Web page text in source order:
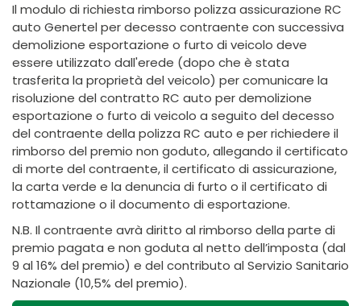
Il modulo di richiesta rimborso polizza assicurazione RC
auto Genertel per decesso contraente con successiva
demolizione esportazione o furto di veicolo deve
essere utilizzato dall'erede (dopo che è stata
trasferita la proprietà del veicolo) per comunicare la
risoluzione del contratto RC auto per demolizione
esportazione o furto di veicolo a seguito del decesso
del contraente della polizza RC auto e per richiedere il
rimborso del premio non goduto, allegando il certificato
di morte del contraente, il certificato di assicurazione,
la carta verde e la denuncia di furto o il certificato di
rottamazione o il documento di esportazione.
N.B. Il contraente avrà diritto al rimborso della parte di
premio pagata e non goduta al netto dell’imposta (dal
9 al 16% del premio) e del contributo al Servizio Sanitario
Nazionale (10,5% del premio).